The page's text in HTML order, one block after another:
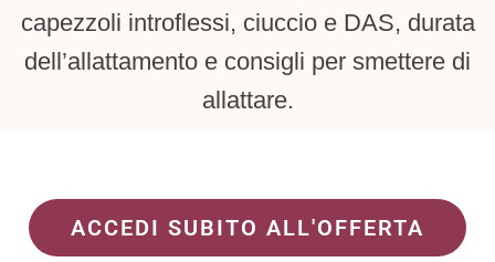
capezzoli introflessi, ciuccio e DAS, durata
dell’allattamento e consigli per smettere di
allattare.
ACCEDI SUBITO ALL'OFFERTA